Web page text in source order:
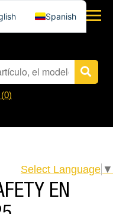
0)
Select Language ▼
EN
Spanish